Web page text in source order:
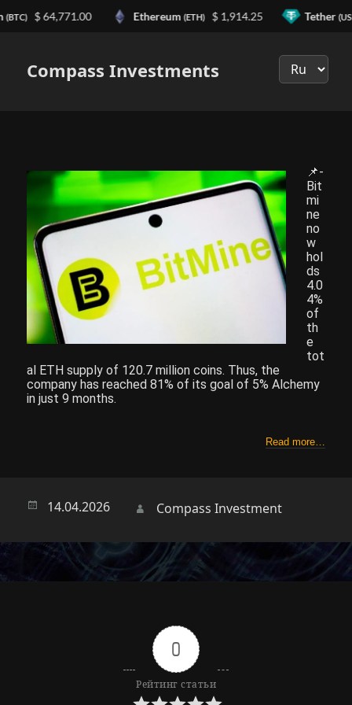
Compass Investments
📌-
Bit
mi
ne
no
w
hol
ds
4.0
4%
of
th
e
tot
al ETH supply of 120.7 million coins. Thus, the
company has reached 81% of its goal of 5% Alchemy
in just 9 months.
Read more…
14.04.2026 Автор
Compass Investment
0
Рейтинг статьи
(BTC) $ 64,771.00 Ethereum (ETH) $ 1,914.25 Tether